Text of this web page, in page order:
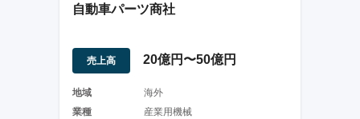
自動車パーツ商社
売上高 20億円〜50億円
地域
海外
業種
産業用機械